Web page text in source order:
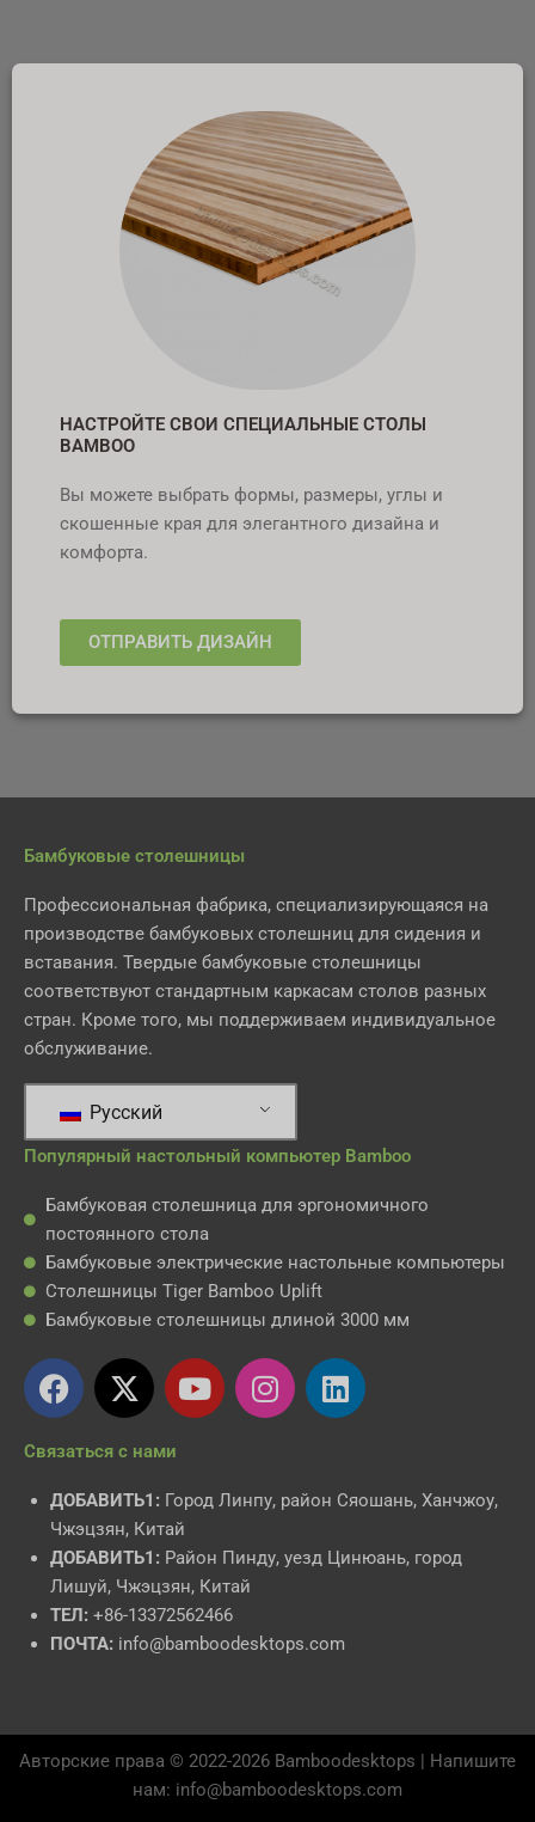
НАСТРОЙТЕ СВОИ СПЕЦИАЛЬНЫЕ СТОЛЫ
BAMBOO
Вы можете выбрать формы, размеры, углы и
скошенные края для элегантного дизайна и
комфорта.
ОТПРАВИТЬ ДИЗАЙН
Бамбуковые столешницы
Профессиональная фабрика, специализирующаяся на
производстве бамбуковых столешниц для сидения и
вставания. Твердые бамбуковые столешницы
соответствуют стандартным каркасам столов разных
стран. Кроме того, мы поддерживаем индивидуальное
обслуживание.
Русский
Популярный настольный компьютер Bamboo
Бамбуковая столешница для эргономичного
постоянного стола
Бамбуковые электрические настольные компьютеры
Столешницы Tiger Bamboo Uplift
Бамбуковые столешницы длиной 3000 мм
Ф
е
с
б
у
к
X
-
в
и
т
т
е
р
Y
o
u
e
И
н
а
г
р
L
i
e
i
Связаться с нами
ДОБАВИТЬ1: Город Линпу, район Сяошань, Ханчжоу,
Чжэцзян, Китай
ДОБАВИТЬ1: Район Пинду, уезд Цинюань, город
Лишуй, Чжэцзян, Китай
ТЕЛ: +86-13372562466
ПОЧТА: info@bamboodesktops.com
Авторские права © 2022-2026 Bamboodesktops | Напишите
нам: info@bamboodesktops.com